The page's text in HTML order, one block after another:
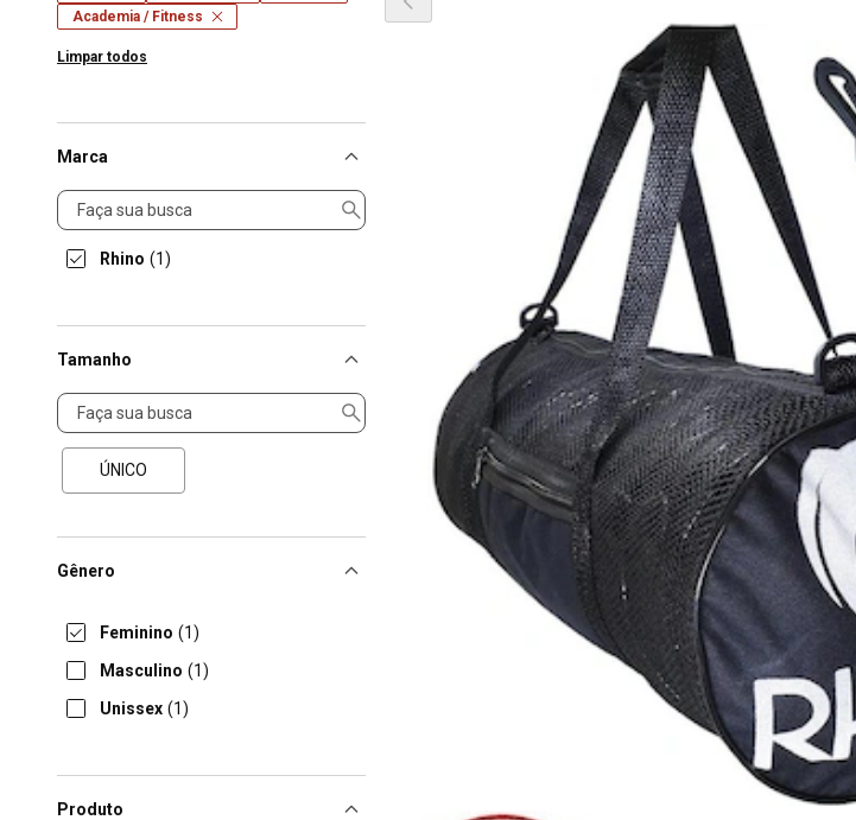
Academia / Fitness
Limpar todos
Marca
Marca
Rhino (1)
Tamanho
Tamanho
ÚNICO
Gênero
Feminino (1)
Masculino (1)
Unissex (1)
Produto